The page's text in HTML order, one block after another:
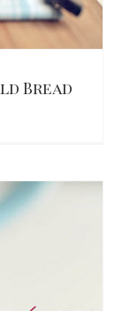
Bread